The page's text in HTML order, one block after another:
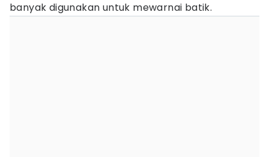
banyak digunakan untuk mewarnai batik.